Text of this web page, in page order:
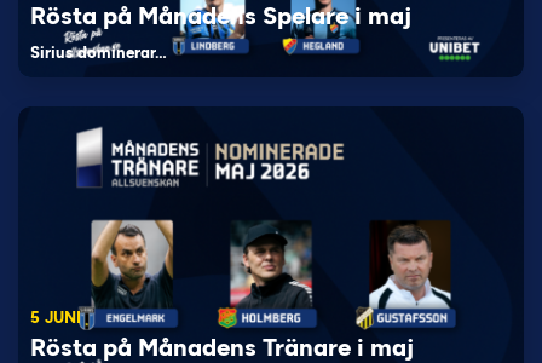
Rösta på Månadens Spelare i maj
Sirius dominerar…
5 JUNI
Rösta på Månadens Tränare i maj